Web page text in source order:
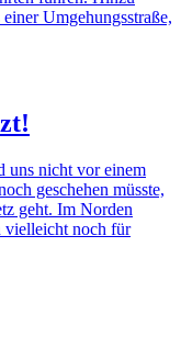
Umgehungsstraße,
uns nicht vor einem
geschehen müsste,
geht. Im Norden
vielleicht noch für